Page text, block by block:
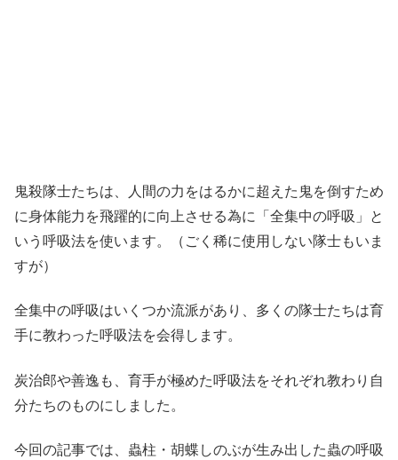
鬼殺隊士たちは、人間の力をはるかに超えた鬼を倒すため
に身体能力を飛躍的に向上させる為に「全集中の呼吸」と
いう呼吸法を使います。（ごく稀に使用しない隊士もいま
すが）
全集中の呼吸はいくつか流派があり、多くの隊士たちは育
手に教わった呼吸法を会得します。
炭治郎や善逸も、育手が極めた呼吸法をそれぞれ教わり自
分たちのものにしました。
今回の記事では、蟲柱・胡蝶しのぶが生み出した蟲の呼吸